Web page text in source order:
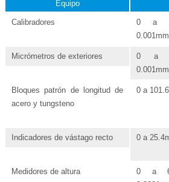
Equipo
Calibradores
0 a
0.001mm
Micrómetros de exteriores
0 a
0.001mm
Bloques patrón de longitud de
acero y tungsteno
0 a
Indicadores de vástago recto 0 a
Medidores de altura
0 a